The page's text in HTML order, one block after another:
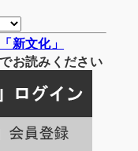
新文化」
でお読みください